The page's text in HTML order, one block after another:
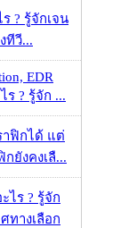
? รู้จักเจน
ทีวี...
EDR
ร ? รู้จัก ...
าฟิกได้ แต่
ยังคงเลื...
ไร ? รู้จัก
ทางเลือก